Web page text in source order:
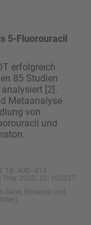
5-Fluorouracil
erfolgreich
85 Studien
[2].
Metaanalyse
von
und
18: 400–413
2020; 32: 102037
Akne, Rosacea und